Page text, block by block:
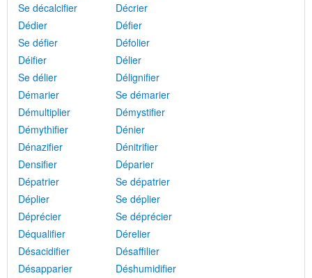
Se décalcifier
Décrier
Dédier
Défier
Se défier
Défolier
Déifier
Délier
Se délier
Délignifier
Démarier
Se démarier
Démultiplier
Démystifier
Démythifier
Dénier
Dénazifier
Dénitrifier
Densifier
Déparier
Dépatrier
Se dépatrier
Déplier
Se déplier
Déprécier
Se déprécier
Déqualifier
Dérelier
Désacidifier
Désaffilier
Désapparier
Déshumidifier